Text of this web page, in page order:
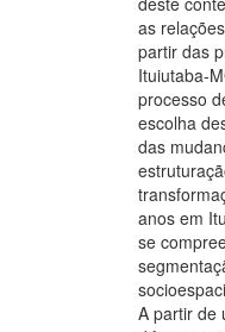
as
partir das
Ituiutaba-
processo
escolha
das
anos em
se
A partir de